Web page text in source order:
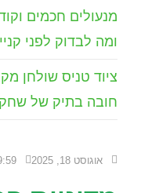
אוגוסט 18, 2025 am
מנעולים חכמים
ומה לבדוק לפני
ציוד טניס שולחן
חובה בתיק של